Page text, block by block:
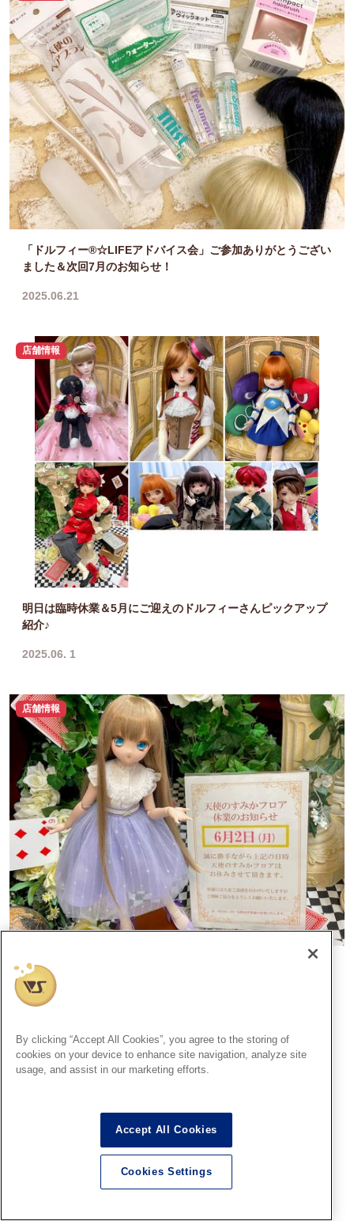
「ドルフィー®☆LIFEアドバイス会」ご参加ありがとうござい
ました＆次回7月のお知らせ！
2025.06.21
店舗情報
明日は臨時休業＆5月にご迎えのドルフィーさんピックアップ
紹介♪
2025.06. 1
店舗情報
【天使のすみか・広島店】臨時休業のお知らせ
2025.05.25
店舗情報
By clicking “Accept All Cookies”, you agree to the storing of
cookies on your device to enhance site navigation, analyze site
usage, and assist in our marketing efforts.
Accept All Cookies
Cookies Settings